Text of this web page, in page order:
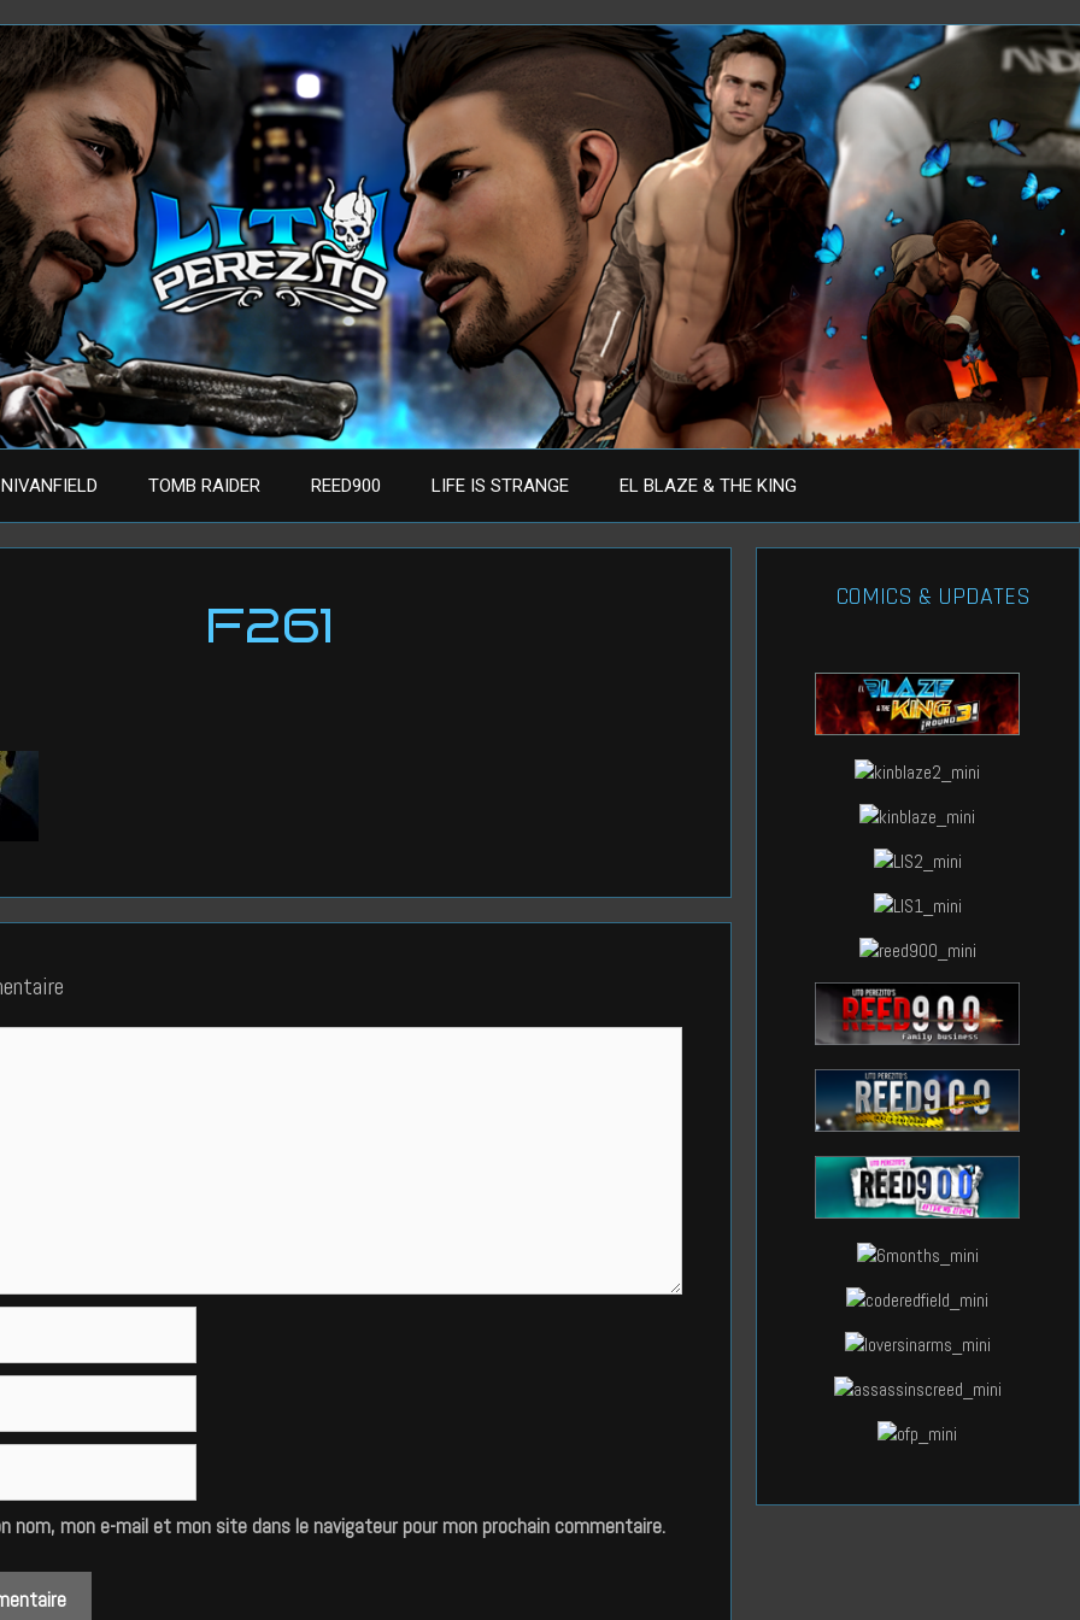
NIVANFIELD TOMB RAIDER REED900 LIFE IS STRANGE EL BLAZE & THE KING
F261
nom, mon e-mail et mon site dans le navigateur pour mon prochain commentaire.
COMICS & UPDATES